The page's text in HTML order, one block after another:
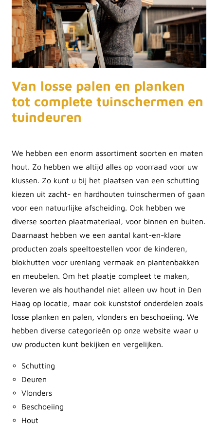
Van losse palen en planken
tot complete tuinschermen en
tuindeuren
We hebben een enorm assortiment soorten en maten
hout. Zo hebben we altijd alles op voorraad voor uw
klussen. Zo kunt u bij het plaatsen van een schutting
kiezen uit zacht- en hardhouten tuinschermen of gaan
voor een natuurlijke afscheiding. Ook hebben we
diverse soorten plaatmateriaal, voor binnen en buiten.
Daarnaast hebben we een aantal kant-en-klare
producten zoals speeltoestellen voor de kinderen,
blokhutten voor urenlang vermaak en plantenbakken
en meubelen. Om het plaatje compleet te maken,
leveren we als houthandel niet alleen uw hout in Den
Haag op locatie, maar ook kunststof onderdelen zoals
losse planken en palen, vlonders en beschoeiing. We
hebben diverse categorieën op onze website waar u
uw producten kunt bekijken en vergelijken.
Schutting
Deuren
Vlonders
Beschoeiing
Hout